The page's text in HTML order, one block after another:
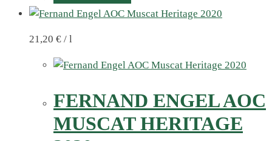
21,20 € / l
FERNAND ENGEL AOC
MUSCAT HERITAGE